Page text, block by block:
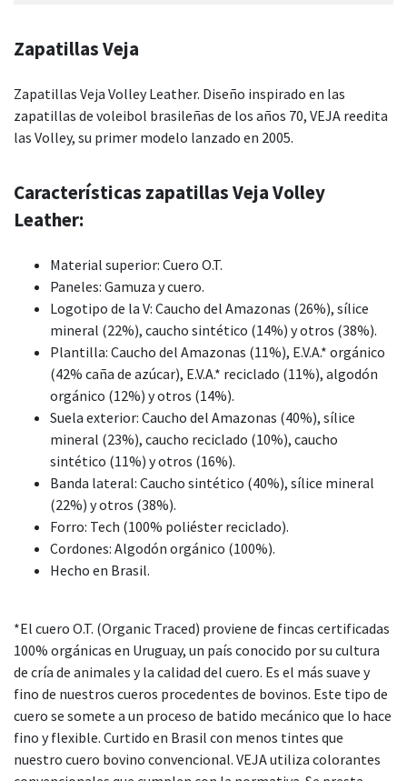
Zapatillas Veja
Zapatillas Veja Volley Leather. Diseño inspirado en las
zapatillas de voleibol brasileñas de los años 70, VEJA reedita
las Volley, su primer modelo lanzado en 2005.
Características zapatillas Veja Volley
Leather:
Material superior: Cuero O.T.
Paneles: Gamuza y cuero.
Logotipo de la V: Caucho del Amazonas (26%), sílice
mineral (22%), caucho sintético (14%) y otros (38%).
Plantilla: Caucho del Amazonas (11%), E.V.A.* orgánico
(42% caña de azúcar), E.V.A.* reciclado (11%), algodón
orgánico (12%) y otros (14%).
Suela exterior: Caucho del Amazonas (40%), sílice
mineral (23%), caucho reciclado (10%), caucho
sintético (11%) y otros (16%).
Banda lateral: Caucho sintético (40%), sílice mineral
(22%) y otros (38%).
Forro: Tech (100% poliéster reciclado).
Cordones: Algodón orgánico (100%).
Hecho en Brasil.
*El cuero O.T. (Organic Traced) proviene de fincas certificadas
100% orgánicas en Uruguay, un país conocido por su cultura
de cría de animales y la calidad del cuero. Es el más suave y
fino de nuestros cueros procedentes de bovinos. Este tipo de
cuero se somete a un proceso de batido mecánico que lo hace
fino y flexible. Curtido en Brasil con menos tintes que
nuestro cuero bovino convencional. VEJA utiliza colorantes